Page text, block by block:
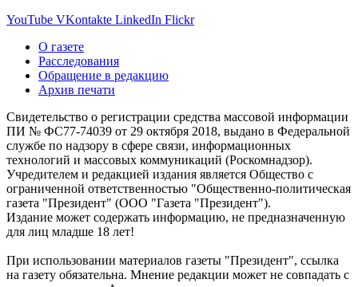
YouTube VKontakte LinkedIn Flickr
О газете
Расследования
Обращение в редакцию
Архив печати
Свидетельство о регистрации средства массовой информации
ПИ № ФС77-74039 от 29 октября 2018, выдано в Федеральной
службе по надзору в сфере связи, информационных
технологий и массовых коммуникаций (Роскомнадзор).
Учредителем и редакцией издания является Общество с
ограниченной ответственностью "Общественно-политическая
газета "Президент" (ООО "Газета "Президент").
Издание может содержать информацию, не предназначенную
для лиц младше 18 лет!
При использовании материалов газеты "Президент", ссылка
на газету обязательна. Мнение редакции может не совпадать с